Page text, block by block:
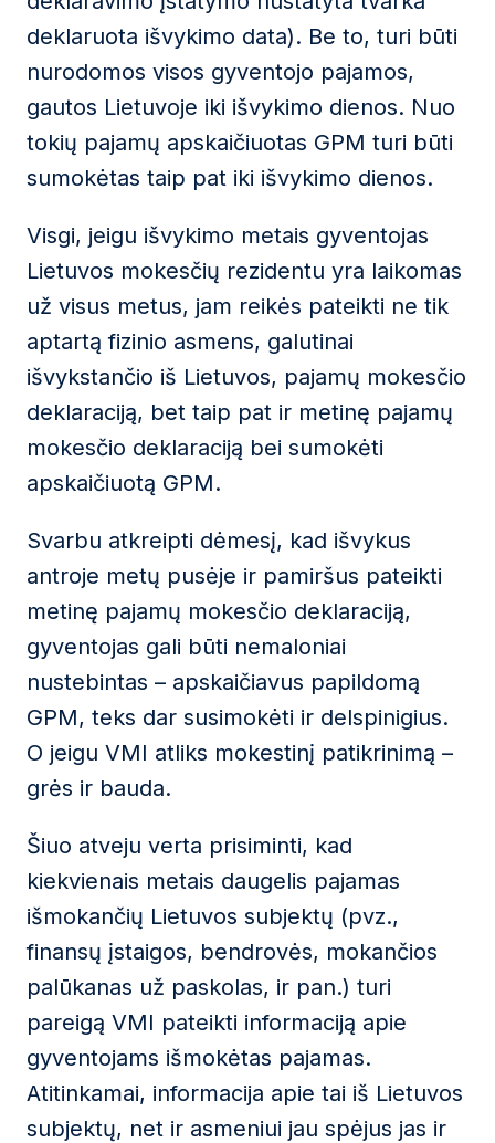
deklaruota išvykimo data). Be to, turi būti
nurodomos visos gyventojo pajamos,
gautos Lietuvoje iki išvykimo dienos. Nuo
tokių pajamų apskaičiuotas GPM turi būti
sumokėtas taip pat iki išvykimo dienos.
Visgi, jeigu išvykimo metais gyventojas
Lietuvos mokesčių rezidentu yra laikomas
už visus metus, jam reikės pateikti ne tik
aptartą fizinio asmens, galutinai
išvykstančio iš Lietuvos, pajamų mokesčio
deklaraciją, bet taip pat ir metinę pajamų
mokesčio deklaraciją bei sumokėti
apskaičiuotą GPM.
Svarbu atkreipti dėmesį, kad išvykus
antroje metų pusėje ir pamiršus pateikti
metinę pajamų mokesčio deklaraciją,
gyventojas gali būti nemaloniai
nustebintas – apskaičiavus papildomą
GPM, teks dar susimokėti ir delspinigius.
O jeigu VMI atliks mokestinį patikrinimą –
grės ir bauda.
Šiuo atveju verta prisiminti, kad
kiekvienais metais daugelis pajamas
išmokančių Lietuvos subjektų (pvz.,
finansų įstaigos, bendrovės, mokančios
palūkanas už paskolas, ir pan.) turi
pareigą VMI pateikti informaciją apie
gyventojams išmokėtas pajamas.
Atitinkamai, informacija apie tai iš Lietuvos
subjektų, net ir asmeniui jau spėjus jas ir